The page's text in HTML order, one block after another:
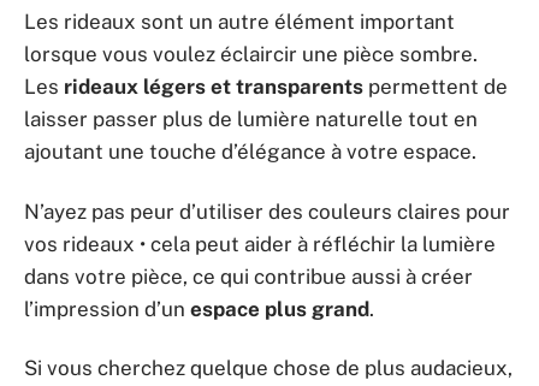
Les rideaux sont un autre élément important
lorsque vous voulez éclaircir une pièce sombre.
Les rideaux légers et transparents permettent de
laisser passer plus de lumière naturelle tout en
ajoutant une touche d’élégance à votre espace.
N’ayez pas peur d’utiliser des couleurs claires pour
vos rideaux • cela peut aider à réfléchir la lumière
dans votre pièce, ce qui contribue aussi à créer
l’impression d’un espace plus grand.
Si vous cherchez quelque chose de plus audacieux,